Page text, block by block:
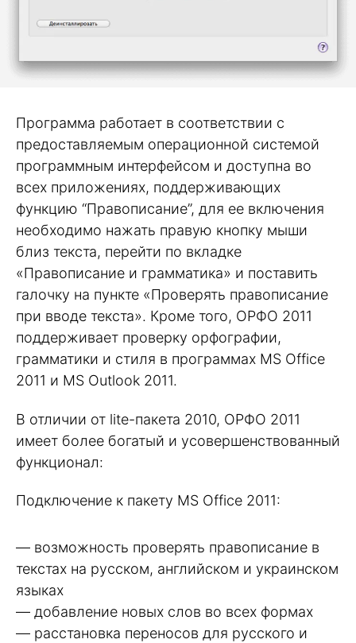
Программа работает в соответствии с
предоставляемым операционной системой
программным интерфейсом и доступна во
всех приложениях, поддерживающих
функцию “Правописание”, для ее включения
необходимо нажать правую кнопку мыши
близ текста, перейти по вкладке
«Правописание и грамматика» и поставить
галочку на пункте «Проверять правописание
при вводе текста». Кроме того, ОРФО 2011
поддерживает проверку орфографии,
грамматики и стиля в программах MS Office
2011 и MS Outlook 2011.
В отличии от lite-пакета 2010, ОРФО 2011
имеет более богатый и усовершенствованный
функционал:
Подключение к пакету MS Office 2011:
— возможность проверять правописание в
текстах на русском, английском и украинском
языках
— добавление новых слов во всех формах
— расстановка переносов для русского и